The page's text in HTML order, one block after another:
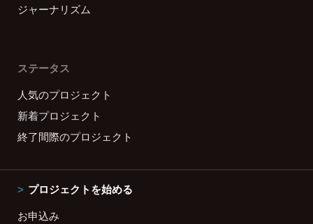
ジャーナリズム
ステータス
人気のプロジェクト
新着プロジェクト
終了間際のプロジェクト
プロジェクトを始める
お申込み